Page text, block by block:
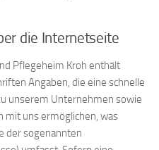
die Internetseite
Pflegeheim Kroh enthält
Angaben, die eine schnelle
unserem Unternehmen sowie
mit uns ermöglichen, was
der sogenannten